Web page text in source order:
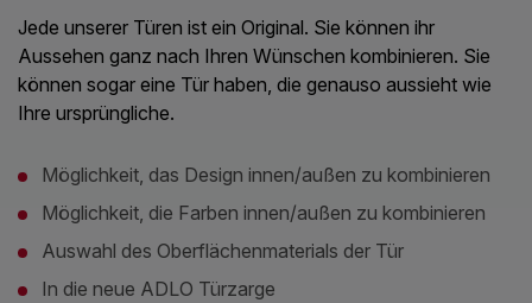
Jede unserer Türen ist ein Original. Sie können ihr
Aussehen ganz nach Ihren Wünschen kombinieren. Sie
können sogar eine Tür haben, die genauso aussieht wie
Ihre ursprüngliche.
Möglichkeit, das Design innen/außen zu kombinieren
Möglichkeit, die Farben innen/außen zu kombinieren
Auswahl des Oberflächenmaterials der Tür
In die neue ADLO Türzarge